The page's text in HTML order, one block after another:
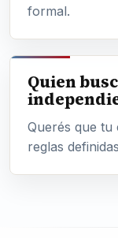
formal.
Quien
Querés que tu
reglas